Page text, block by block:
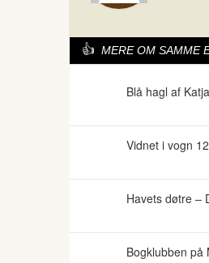
MERE OM SAMME
Blå hagl af
Vidnet i vogn
Havets døtre –
Bogklubben på